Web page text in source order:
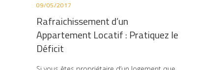
09/05/2017
Rafraichissement d’un
Appartement Locatif : Pratiquez le
Déficit